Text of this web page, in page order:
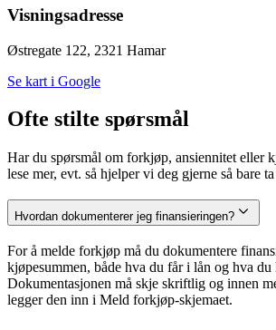
Visningsadresse
Østregate 122, 2321 Hamar
Se kart i Google
Ofte stilte spørsmål
Har du spørsmål om forkjøp, ansiennitet eller
lese mer, evt. så hjelper vi deg gjerne så bare
Hvordan dokumenterer jeg finansieringen?
For å melde forkjøp må du dokumentere
kjøpesummen, både hva du får i lån og hva du
Dokumentasjonen må skje skriftlig og innen
legger den inn i Meld forkjøp-skjemaet.